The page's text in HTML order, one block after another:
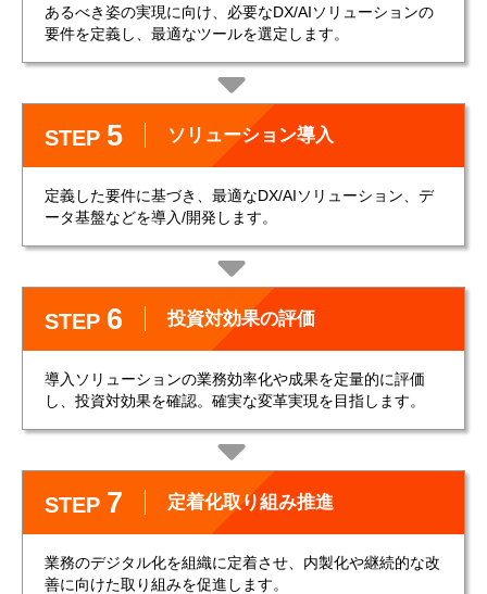
あるべき姿の実現に向け、必要なDX/AIソリューションの
要件を定義し、最適なツールを選定します。
STEP 5 ソリューション導入
定義した要件に基づき、最適なDX/AIソリューション、デ
ータ基盤などを導入/開発します。
STEP 6 投資対効果の評価
導入ソリューションの業務効率化や成果を定量的に評価
し、投資対効果を確認。確実な変革実現を目指します。
STEP 7 定着化取り組み推進
業務のデジタル化を組織に定着させ、内製化や継続的な改
善に向けた取り組みを促進します。